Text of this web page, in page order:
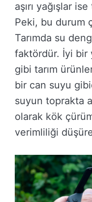
aşırı yağışlar
Peki, bu durum
Tarımda su
faktördür. İyi bir
gibi tarım
bir can suyu
suyun toprakta
olarak kök
verimliliği